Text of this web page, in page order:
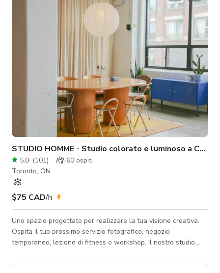
possono variare a seconda del giorno, orario o tipo di evento,
quindi contattaci per maggiori dettagli) *Se stai registrando
STUDIO HOMME - Studio colorato e luminoso a
5.0 (101) 60 ospiti
Toronto, ON
$75 CAD/h
Uno spazio progettato per realizzare la tua visione creativa.
Ospita il tuo prossimo servizio fotografico, negozio
temporaneo, lezione di fitness o workshop. Il nostro studio
Prima di confermare, assicurati di scegliere la tariffa corretta